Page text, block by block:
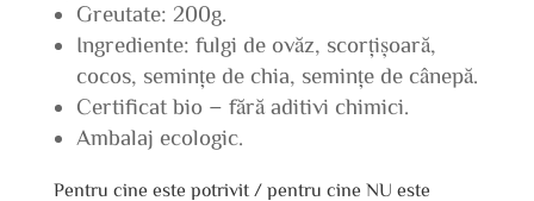
Greutate: 200g.
Ingrediente: fulgi de ovăz, scorțișoară,
cocos, semințe de chia, semințe de cânepă.
Certificat bio – fără aditivi chimici.
Ambalaj ecologic.
Pentru cine este potrivit / pentru cine NU este